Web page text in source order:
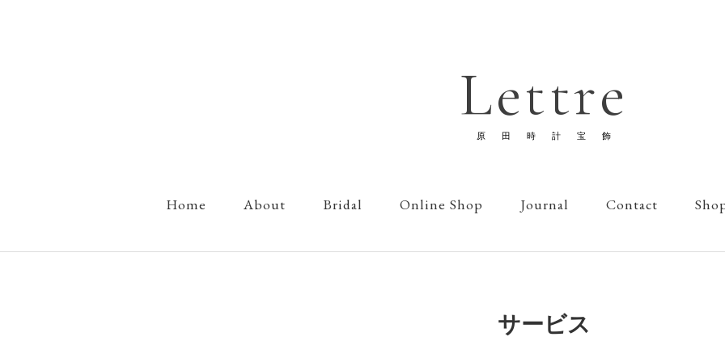
Lettre
原田時計宝飾
Home About Bridal Online Shop Journal Contact
サービス